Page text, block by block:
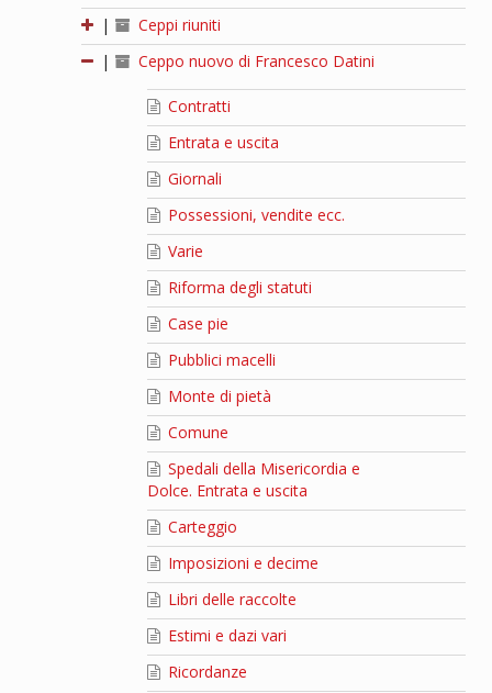
|
Ceppi riuniti
|
Ceppo nuovo di Francesco Datini
Contratti
Entrata e uscita
Giornali
Possessioni, vendite ecc.
Varie
Riforma degli statuti
Case pie
Pubblici macelli
Monte di pietà
Comune
Spedali della Misericordia e
Dolce. Entrata e uscita
Carteggio
Imposizioni e decime
Libri delle raccolte
Estimi e dazi vari
Ricordanze